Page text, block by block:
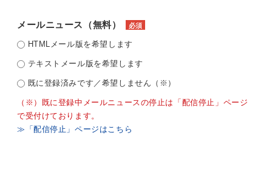
メールニュース（無料） 必須
HTMLメール版を希望します
テキストメール版を希望します
既に登録済みです／希望しません（※）
（※）既に登録中メールニュースの停止は「配信停止」ページ
で受付けております。
≫「配信停止」ページはこちら